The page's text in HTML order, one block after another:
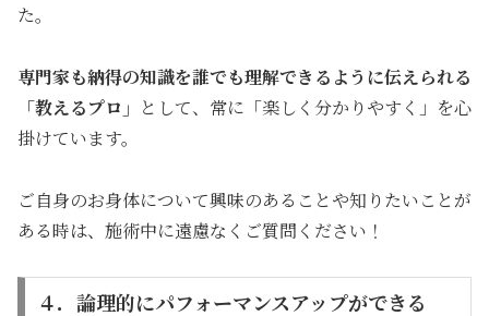
た。
専門家も納得の知識を誰でも理解できるように伝えられる
「教えるプロ」 として、常に「楽しく分かりやすく」を心
掛けています。
ご自身のお身体について興味のあることや知りたいことが
ある時は、施術中に遠慮なくご質問ください！
４．論理的にパフォーマンスアップができる